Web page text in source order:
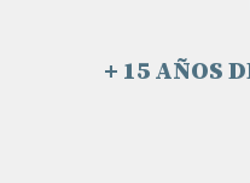
+ 15 AÑOS